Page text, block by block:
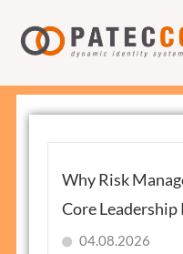
Inhalt
springen
Why Risk
Core
04.08.2026